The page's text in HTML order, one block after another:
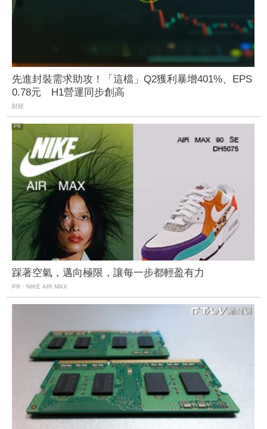
先進封裝需求助攻！「這檔」Q2獲利暴增401%、EPS
0.78元 H1營運同步創高
財經
踩著空氣，邁向極限，讓每一步都輕盈有力
PR・NIKE AIR MAX